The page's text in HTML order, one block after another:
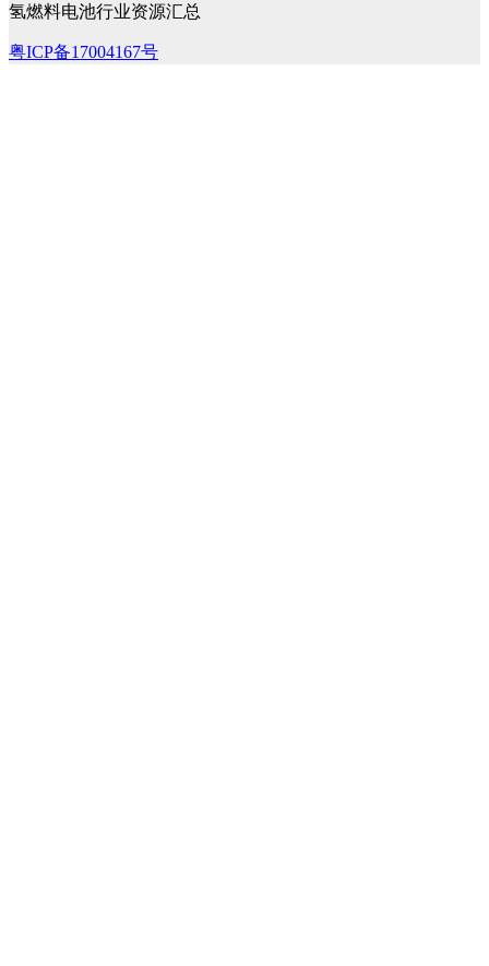
氢燃料电池行业资源汇总
粤ICP备17004167号